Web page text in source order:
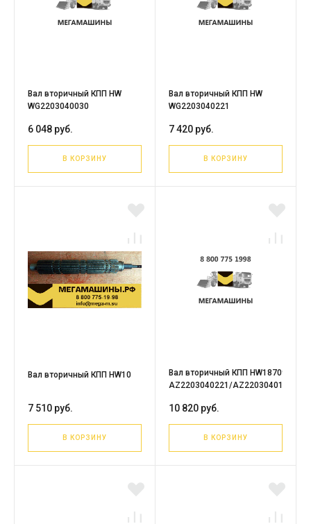
Вал вторичный КПП HW
WG2203040030
6 048 руб.
В КОРЗИНУ
Вал вторичный КПП HW
WG2203040221
7 420 руб.
В КОРЗИНУ
Вал вторичный КПП HW10
7 510 руб.
В КОРЗИНУ
Вал вторичный КПП HW18709
AZ2203040221/AZ2203040102
10 820 руб.
В КОРЗИНУ